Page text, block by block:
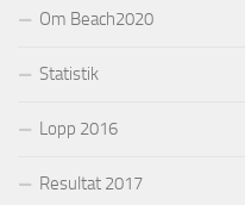
Om Beach2020
Statistik
Lopp 2016
Resultat 2017